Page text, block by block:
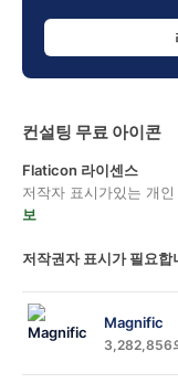
컨설팅 무료 아이콘
Flaticon 라이센스
저작자 표시가있는 개
보
저작권자 표시가 필요합
Magnific
3,282,856